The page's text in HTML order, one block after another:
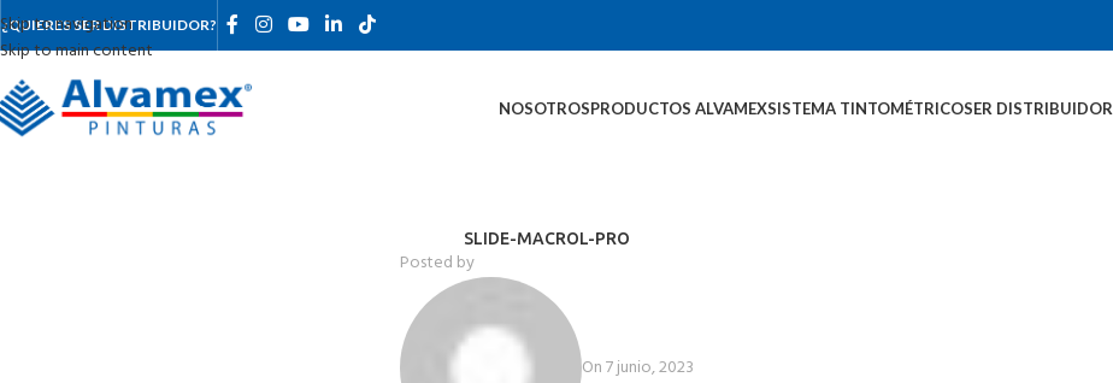
Skip to navigation
Skip to main content
¿QUIERES SER DISTRIBUIDOR?
NOSOTROSPRODUCTOS ALVAMEXSISTEMA TINTOMÉTRICOSER DISTRIBUIDOR
SLIDE-MACROL-PRO
Posted by
On 7 junio, 2023